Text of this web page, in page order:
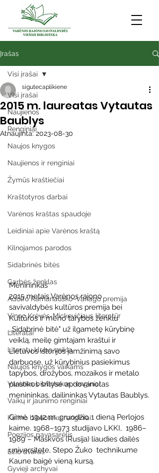
Įrašas
Visi įrašai
Naujienos
Renginiai
Naujos knygos
Naujienos ir renginiai
Žymūs kraštiečiai
Kraštotyros darbai
Varėnos kraštas spaudoje
Leidiniai apie Varėnos kraštą
Kilnojamos parodos
Sidabrinės bitės
Garbės ženklas
Adolfo Ramanausko–Vanago premija
Vinco Krėvės-Mickevičiaus literatūr
Literatai
Literatų klubo veikla
Naujos knygos vaikams
Varėnos bibliotekos renginiai
Vaikų ir jaunimo renginiai
Kaimo bibliotekų renginiai
Poezijos pavasarėlis
Ežio dvaras
Gyvieji archyvai
Visi įrašai
2015 m. laureatas Vytautas
Baublys
sigutecaplikiene
Atnaujinta:2023-08-30
Menininkas
2015 metais Varėnos rajono
savivaldybės kultūros premija bei
Kultūros ir meno tarybos ženklu
,,Sidabrinė bitė" už ilgametę kūrybinę
veiklą, meilę gimtajam kraštui ir
Lietuvos istorijos įamžinimą savo
darbuose, už kūrybinius pasiekimus
tapybos, drožybos, mozaikos ir metalo
plastikos srityse apdovanotas
menininkas, dailininkas Vytautas Baublys.
Gimė  1942 m. gruodžio 1 dieną Perlojos
kaime. 1968–1973 studijavo LKKI,  1986–
1989 – Maskvos (Rusija) liaudies dailės
universitete, Stepo Žuko  technikume
Kaune baigė vieną kursą.